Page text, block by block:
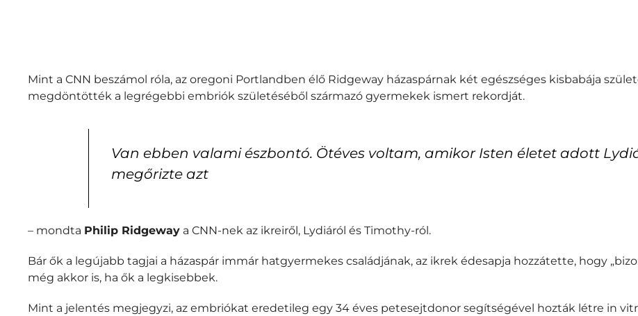
Mint a CNN beszámol róla, az oregoni Portlandben élő Ridgeway házaspárnak két egészséges kisbabája
megdöntötték a legrégebbi embriók születéséből származó gyermekek ismert rekordját.
Van ebben valami észbontó. Ötéves voltam, amikor Isten életet adott
megőrizte azt
– mondta Philip Ridgeway a CNN-nek az ikreiről, Lydiáról és Timothy-ról.
Bár ők a legújabb tagjai a házaspár immár hatgyermekes családjának, az ikrek édesapja hozzátette, hogy
még akkor is, ha ők a legkisebbek.
Mint a jelentés megjegyzi, az embriókat eredetileg egy 34 éves petesejtdonor segítségével hozták létre in